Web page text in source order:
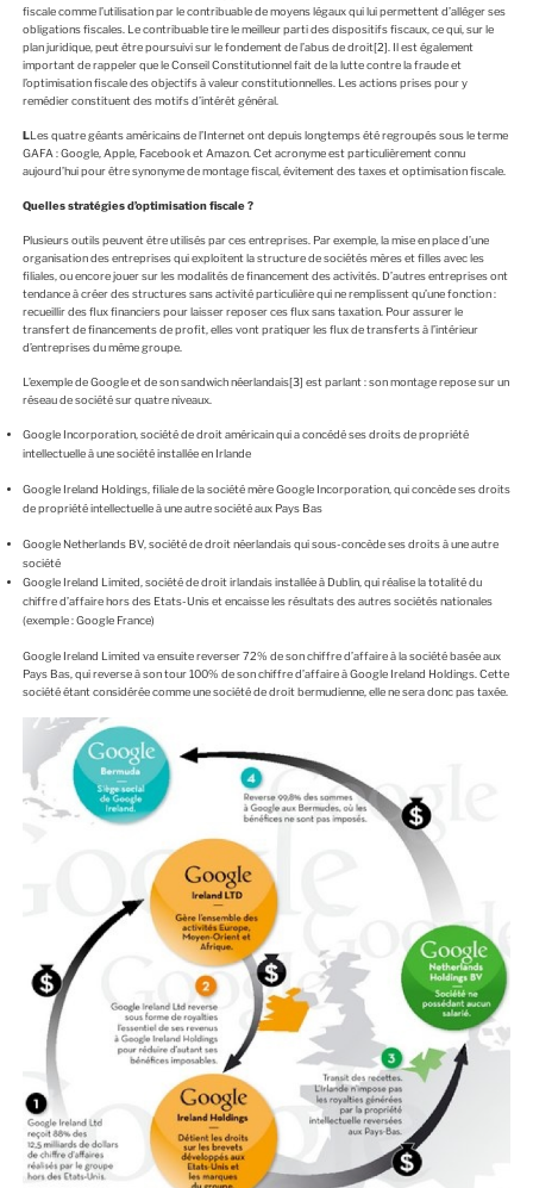
fiscale comme l’utilisation par le contribuable de moyens légaux qui lui permettent d’alléger ses
obligations fiscales. Le contribuable tire le meilleur parti des dispositifs fiscaux, ce qui, sur le
plan juridique, peut être poursuivi sur le fondement de l’abus de droit[2] . Il est également
important de rappeler que le Conseil Constitutionnel fait de la lutte contre la fraude et
l’optimisation fiscale des objectifs à valeur constitutionnelles. Les actions prises pour y
remédier constituent des motifs d’intérêt général.
LLes quatre géants américains de l’Internet ont depuis longtemps été regroupés sous le terme
GAFA : Google, Apple, Facebook et Amazon. Cet acronyme est particulièrement connu
aujourd’hui pour être synonyme de montage fiscal, évitement des taxes et optimisation fiscale.
Quelles stratégies d’optimisation fiscale ?
Plusieurs outils peuvent être utilisés par ces entreprises. Par exemple, la mise en place d’une
organisation des entreprises qui exploitent la structure de sociétés mères et filles avec les
filiales, ou encore jouer sur les modalités de financement des activités. D’autres entreprises ont
tendance à créer des structures sans activité particulière qui ne remplissent qu’une fonction :
recueillir des flux financiers pour laisser reposer ces flux sans taxation. Pour assurer le
transfert de financements de profit, elles vont pratiquer les flux de transferts à l’intérieur
d’entreprises du même groupe.
L’exemple de Google et de son sandwich néerlandais[3] est parlant : son montage repose sur un
réseau de société sur quatre niveaux.
Google Incorporation, société de droit américain qui a concédé ses droits de propriété
intellectuelle à une société installée en Irlande
Google Ireland Holdings, filiale de la société mère Google Incorporation, qui concède ses droits
de propriété intellectuelle à une autre société aux Pays Bas
Google Netherlands BV, société de droit néerlandais qui sous-concède ses droits à une autre
société
Google Ireland Limited, société de droit irlandais installée à Dublin, qui réalise la totalité du
chiffre d’affaire hors des Etats-Unis et encaisse les résultats des autres sociétés nationales
(exemple : Google France)
Google Ireland Limited va ensuite reverser 72% de son chiffre d’affaire à la société basée aux
Pays Bas, qui reverse à son tour 100% de son chiffre d’affaire à Google Ireland Holdings. Cette
société étant considérée comme une société de droit bermudienne, elle ne sera donc pas taxée.